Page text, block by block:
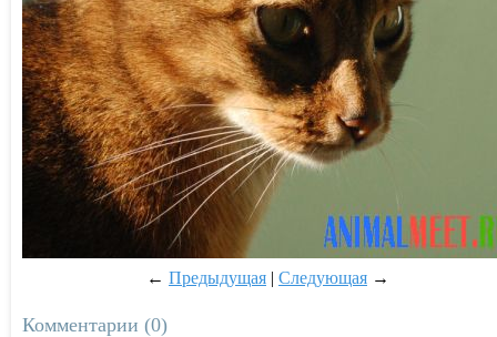
← Предыдущая | Следующая →
Комментарии (0)